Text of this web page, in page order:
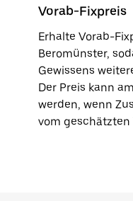
Vorab-Fixpreis
Erhalte Vorab-
Beromünster,
Gewissens
Der Preis kann
werden, wenn
vom geschätzten